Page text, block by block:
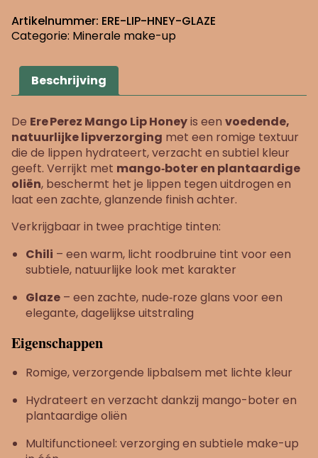
lip
honey
glaze
aantal
Artikelnummer: ERE-LIP-HNEY-GLAZE
Categorie: Minerale make-up
Beschrijving
De Ere Perez Mango Lip Honeyis een voedende,
natuurlijke lipverzorging met een romige textuur
die de lippen hydrateert, verzacht en subtiel kleur
geeft. Verrijkt met mango‑boter en plantaardige
oliën, beschermt het je lippen tegen uitdrogen en
laat een zachte, glanzende finish achter.
Verkrijgbaar in twee prachtige tinten:
Chili – een warm, licht roodbruine tint voor een
subtiele, natuurlijke look met karakter
Glaze – een zachte, nude‑roze glans voor een
elegante, dagelijkse uitstraling
Eigenschappen
Romige, verzorgende lipbalsem met lichte kleur
Hydrateert en verzacht dankzij mango-boter en
plantaardige oliën
Multifunctioneel: verzorging en subtiele make-up